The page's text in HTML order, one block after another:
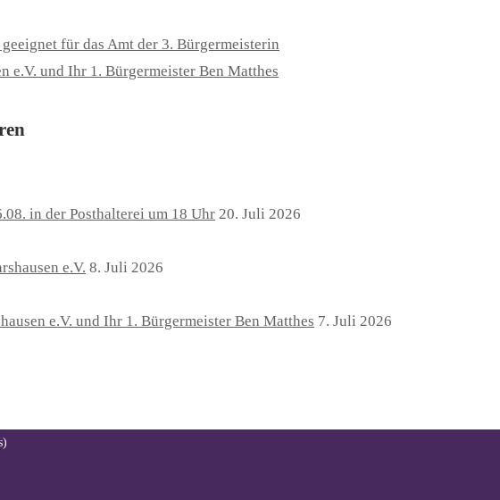
für das Amt der 3. Bürgermeisterin
e.V. und Ihr 1. Bürgermeister Ben Matthes
in der Posthalterei um 18 Uhr 20. Juli 2026
e.V. 8. Juli 2026
e.V. und Ihr 1. Bürgermeister Ben Matthes 7. Juli 2026